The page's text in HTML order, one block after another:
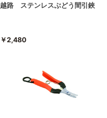
越路 ステンレスぶどう間引鋏
￥2,480